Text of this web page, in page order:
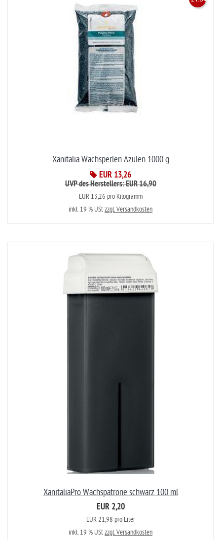
Xanitalia Wachsperlen Azulen 1000 g
EUR 13,26
UVP des Herstellers: EUR 16,90
EUR 13,26 pro Kilogramm
inkl. 19 % UStzzgl. Versandkosten
XanitaliaPro Wachspatrone schwarz 100 ml
EUR 2,20
EUR 21,98 pro Liter
inkl. 19 % UStzzgl. Versandkosten